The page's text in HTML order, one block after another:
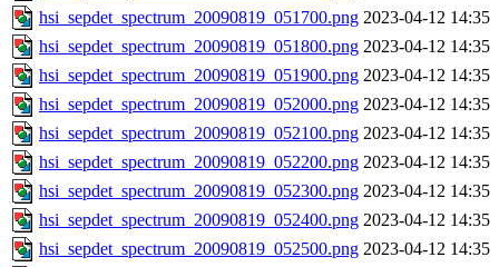
hsi_sepdet_spectrum_20090819_051700.png 2023-04-12 14:35
hsi_sepdet_spectrum_20090819_051800.png 2023-04-12 14:35
hsi_sepdet_spectrum_20090819_051900.png 2023-04-12 14:35
hsi_sepdet_spectrum_20090819_052000.png 2023-04-12 14:35
hsi_sepdet_spectrum_20090819_052100.png 2023-04-12 14:35
hsi_sepdet_spectrum_20090819_052200.png 2023-04-12 14:35
hsi_sepdet_spectrum_20090819_052300.png 2023-04-12 14:35
hsi_sepdet_spectrum_20090819_052400.png 2023-04-12 14:35
hsi_sepdet_spectrum_20090819_052500.png 2023-04-12 14:35